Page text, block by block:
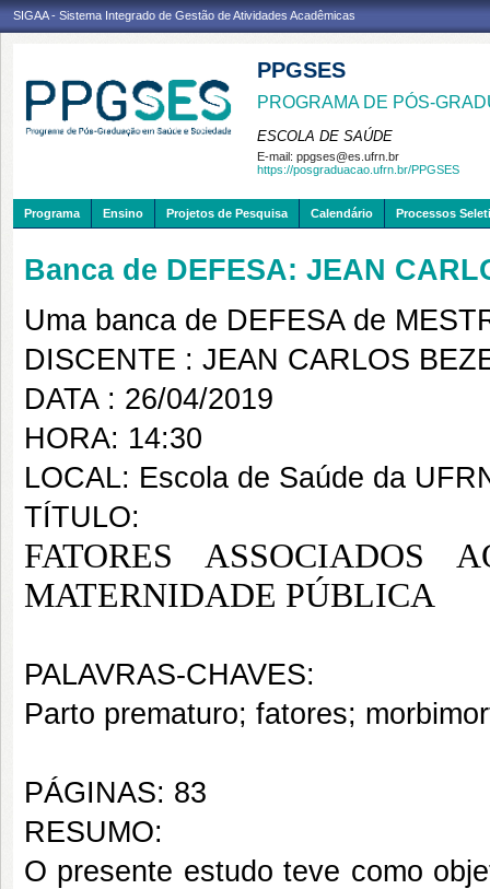
SIGAA - Sistema Integrado de Gestão de Atividades Acadêmicas
PPGSES
PROGRAMA DE PÓS-
ESCOLA DE SAÚDE
E-mail: ppgses@es.ufrn.br
https://posgraduacao.ufrn.br/PPGSES
Programa Ensino Projetos de Pesquisa Calendário Processos
Banca de DEFESA: JEAN
Uma banca de DEFESA de
DISCENTE : JEAN CARLOS
DATA : 26/04/2019
HORA: 14:30
LOCAL: Escola de Saúde da
TÍTULO:
FATORES ASSOCIADOS
MATERNIDADE PÚBLICA
PALAVRAS-CHAVES:
Parto prematuro; fatores;
PÁGINAS: 83
RESUMO:
O presente estudo teve como